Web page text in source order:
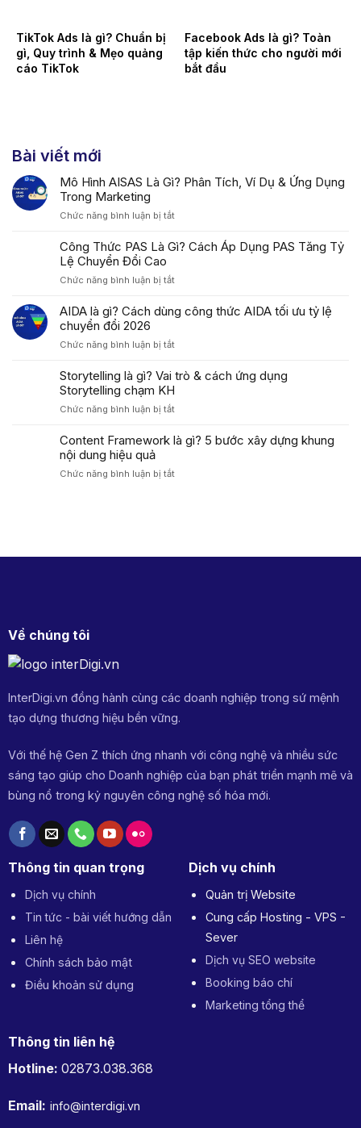
TikTok Ads là gì? Chuẩn bị
gì, Quy trình & Mẹo quảng
cáo TikTok
Facebook Ads là gì? Toàn
tập kiến thức cho người mới
bắt đầu
Bài viết mới
Mô Hình AISAS Là Gì? Phân Tích, Ví Dụ & Ứng Dụng
Trong Marketing
Chức năng bình luận bị tắtở
Hình
Gì?
Tích,
&
Dụng
Marketing
Công Thức PAS Là Gì? Cách Áp Dụng PAS Tăng Tỷ
Lệ Chuyển Đổi Cao
Chức năng bình luận bị tắtở
Thức
PAS
Gì?
Áp
Tăng
Lệ
Đổi
AIDA là gì? Cách dùng công thức AIDA tối ưu tỷ lệ
chuyển đổi 2026
Chức năng bình luận bị tắtở
là
dùng
thức
ưu
Storytelling là gì? Vai trò & cách ứng dụng
Storytelling chạm KH
Chức năng bình luận bị tắtở
là
gì?
trò
chạm
Content Framework là gì? 5 bước xây dựng khung
nội dung hiệu quả
Chức năng bình luận bị tắtở
bước
Về chúng tôi
InterDigi.vn đồng hành cùng các doanh nghiệp trong sứ mệnh
tạo dựng thương hiệu bền vững.
Với thế hệ Gen Z thích ứng nhanh với công nghệ và nhiều sức
sáng tạo giúp cho Doanh nghiệp của bạn phát triển mạnh mẽ và
bùng nổ trong kỷ nguyên công nghệ số hóa mới.
Thông tin quan trọng
Dịch vụ chính
Tin tức - bài viết hướng dẫn
Liên hệ
Chính sách bảo mật
Điều khoản sử dụng
Dịch vụ chính
Quản trị Website
Cung cấp Hosting - VPS -
Sever
Dịch vụ SEO website
Booking báo chí
Marketing tổng thể
Thông tin liên hệ
Hotline: 02873.038.368
Email: info@interdigi.vn